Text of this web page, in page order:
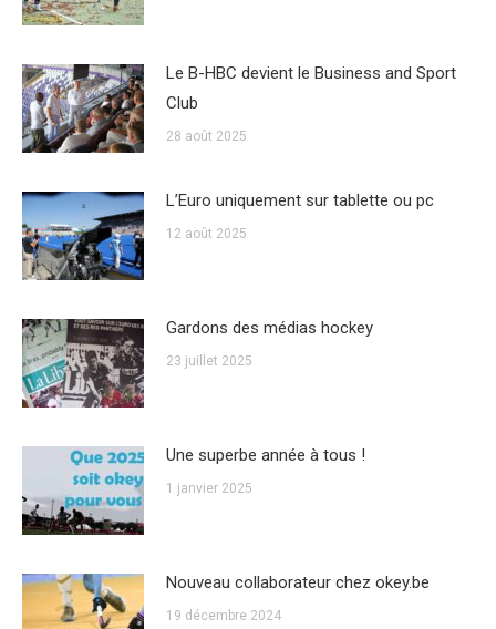
Le B-HBC devient le Business and Sport
Club
28 août 2025
L’Euro uniquement sur tablette ou pc
12 août 2025
Gardons des médias hockey
23 juillet 2025
Une superbe année à tous !
1 janvier 2025
Nouveau collaborateur chez okey.be
19 décembre 2024